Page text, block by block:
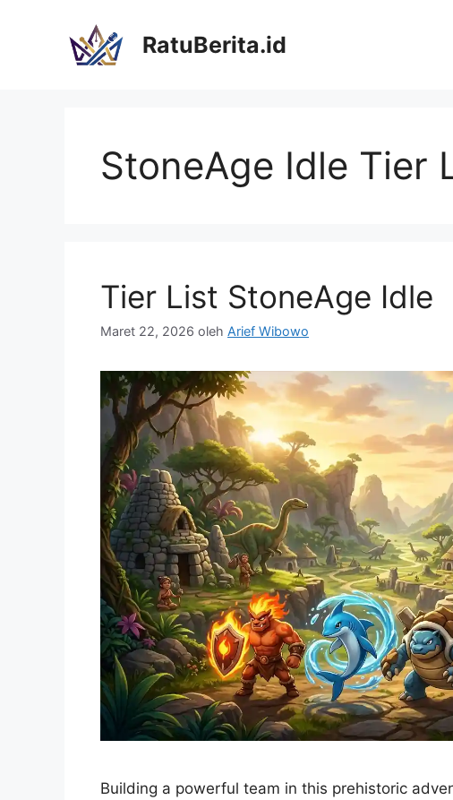
RatuBerita.id
StoneAge Idle Tier
Tier List StoneAge Idle
Maret 22, 2026 oleh Arief Wibowo
Building a powerful team in this prehistoric